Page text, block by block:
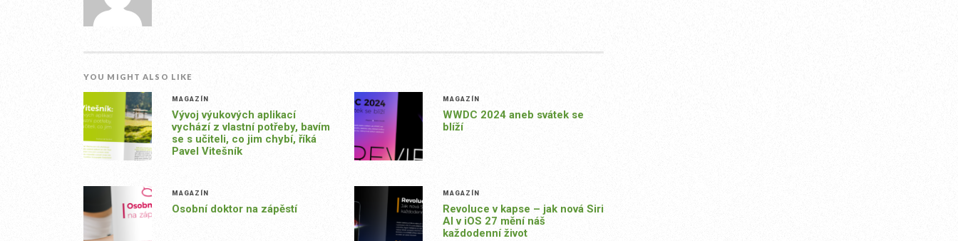
YOU MIGHT ALSO LIKE
MAGAZÍN
Vývoj výukových aplikací
vychází z vlastní potřeby, bavím
se s učiteli, co jim chybí, říká
Pavel Vitešník
MAGAZÍN
WWDC 2024 aneb svátek se
blíží
MAGAZÍN
Osobní doktor na zápěstí
MAGAZÍN
Revoluce v kapse – jak nová Siri
AI v iOS 27 mění náš
každodenní život